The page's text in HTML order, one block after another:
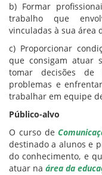
b) Formar
trabalho que
vinculadas à sua área
c) Proporcionar
que consigam atuar
tomar decisões de
problemas e
trabalhar em equipe
Público-alvo
O curso de
destinado a alunos e
do conhecimento, e
atuar na área da